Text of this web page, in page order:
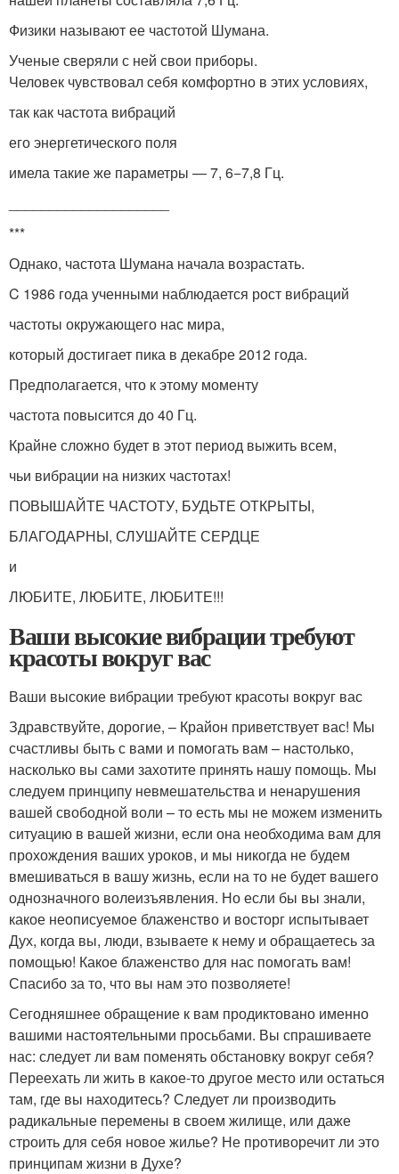
Физики называют ее частотой Шумана.
Ученые сверяли с ней свои приборы.
Человек чувствовал себя комфортно в этих условиях,
так как частота вибраций
его энергетического поля
имела такие же параметры — 7, 6−7,8 Гц.
***
Однако, частота Шумана начала возрастать.
C 1986 года ученными наблюдается рост вибраций
частоты окружающего нас мира,
который достигает пика в декабре 2012 года.
Предполагается, что к этому моменту
частота повысится до 40 Гц.
Крайне сложно будет в этот период выжить всем,
чьи вибрации на низких частотах!
ПОВЫШАЙТЕ ЧАСТОТУ, БУДЬТЕ ОТКРЫТЫ,
БЛАГОДАРНЫ, СЛУШАЙТЕ СЕРДЦЕ
и
ЛЮБИТЕ, ЛЮБИТЕ, ЛЮБИТЕ!!!
Ваши высокие вибрации требуют
красоты вокруг вас
Ваши высокие вибрации требуют красоты вокруг вас
Здравствуйте, дорогие, – Крайон приветствует вас! Мы
счастливы быть с вами и помогать вам – настолько,
насколько вы сами захотите принять нашу помощь. Мы
следуем принципу невмешательства и ненарушения
вашей свободной воли – то есть мы не можем изменить
ситуацию в вашей жизни, если она необходима вам для
прохождения ваших уроков, и мы никогда не будем
вмешиваться в вашу жизнь, если на то не будет вашего
однозначного волеизъявления. Но если бы вы знали,
какое неописуемое блаженство и восторг испытывает
Дух, когда вы, люди, взываете к нему и обращаетесь за
помощью! Какое блаженство для нас помогать вам!
Спасибо за то, что вы нам это позволяете!
Сегодняшнее обращение к вам продиктовано именно
вашими настоятельными просьбами. Вы спрашиваете
нас: следует ли вам поменять обстановку вокруг себя?
Переехать ли жить в какое-то другое место или остаться
там, где вы находитесь? Следует ли производить
радикальные перемены в своем жилище, или даже
строить для себя новое жилье? Не противоречит ли это
принципам жизни в Духе?